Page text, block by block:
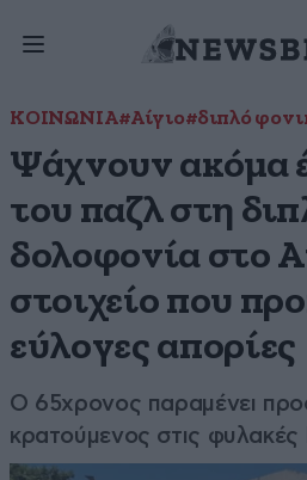
ΚΟΙΝΩΝΙΑ#Αίγιο#διπλό
Ψάχνουν ακόμα
του παζλ στη
δολοφονία στο
στοιχείο που
εύλογες απορίες
Ο 65χρονος παραμένει
κρατούμενος στις